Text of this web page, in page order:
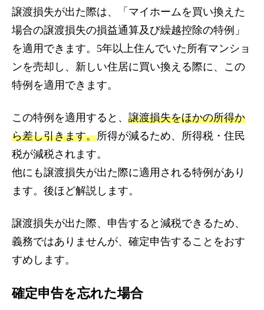
譲渡損失が出た際は、「マイホームを買い換えた
場合の譲渡損失の損益通算及び繰越控除の特例」
を適用できます。5年以上住んでいた所有マンショ
ンを売却し、新しい住居に買い換える際に、この
特例を適用できます。
この特例を適用すると、 譲渡損失をほかの所得か
ら差し引きます。所得が減るため、所得税・住民
税が減税されます。
他にも譲渡損失が出た際に適用される特例があり
ます。後ほど解説します。
譲渡損失が出た際、申告すると減税できるため、
義務ではありませんが、確定申告することをおす
すめします。
確定申告を忘れた場合